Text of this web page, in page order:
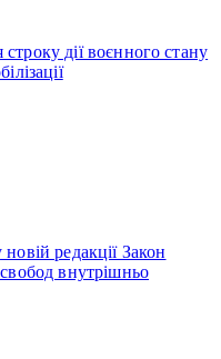
дії воєнного стану
редакції Закон
внутрішньо